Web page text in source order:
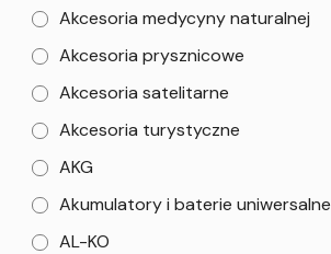
Akcesoria medycyny naturalnej
Akcesoria prysznicowe
Akcesoria satelitarne
Akcesoria turystyczne
AKG
Akumulatory i baterie uniwersalne
AL-KO